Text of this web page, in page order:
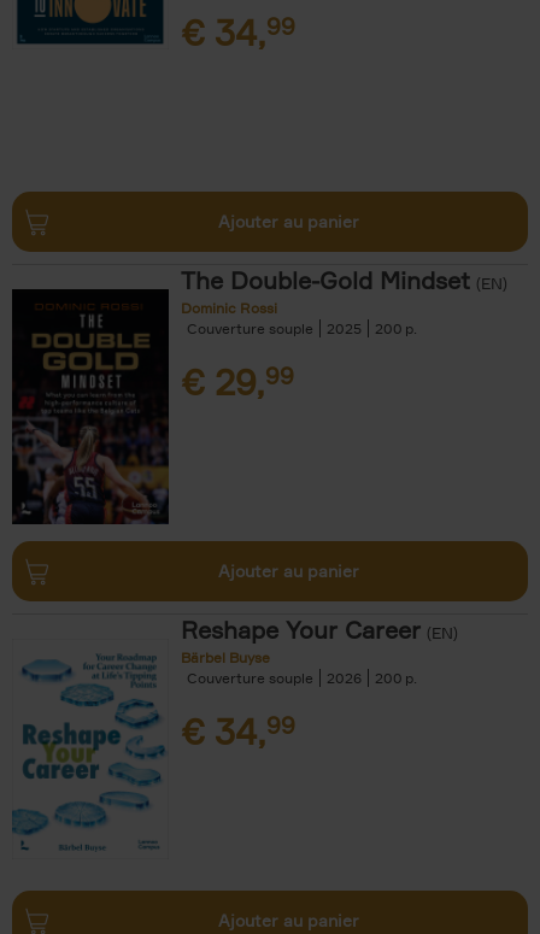
€ 34,99
Ajouter au panier
The Double-Gold Mindset (EN)
Dominic Rossi
Couverture souple
2025 200
€ 29,99
Ajouter au panier
Reshape Your Career (EN)
Bärbel Buyse
Couverture souple
2026 200
€ 34,99
Ajouter au panier